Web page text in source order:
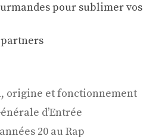
pour sublimer vos
origine et fonctionnement
d’Entrée
20 au Rap